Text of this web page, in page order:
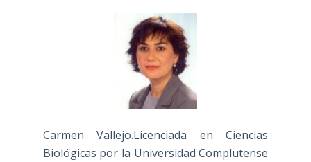
Carmen Vallejo.Licenciada en Ciencias
Biológicas por la Universidad Complutense